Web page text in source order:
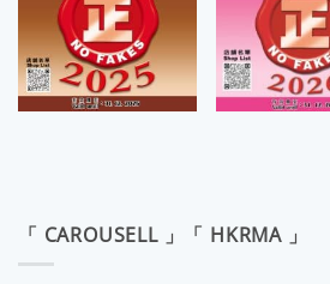
「 CAROUSELL 」「 HKRMA 」